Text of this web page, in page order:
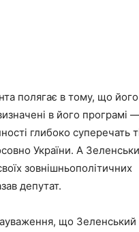
полягає в тому, що
в його програмі
глибоко суперечать
України. А
зовнішньополітичних
депутат.
що Зеленський